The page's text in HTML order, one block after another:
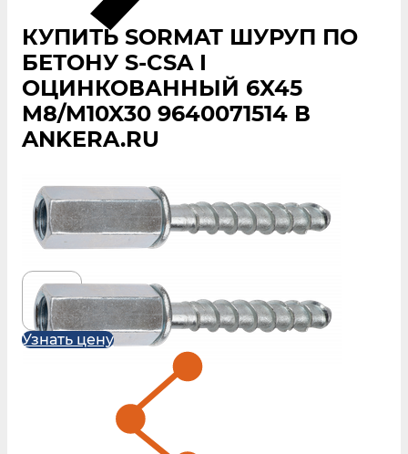
КУПИТЬ SORMAT ШУРУП ПО
БЕТОНУ S‑CSA I
ОЦИНКОВАННЫЙ 6X45
M8/M10X30 9640071514 В
ANKERA.RU
Узнать цену